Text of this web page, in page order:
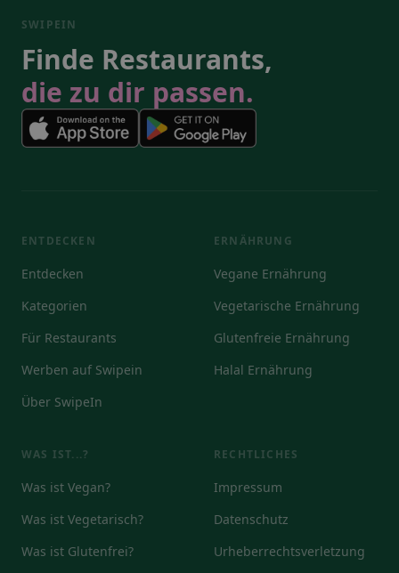
SWIPEIN
Finde Restaurants,
die zu dir passen.
ENTDECKEN
Entdecken
Kategorien
Für Restaurants
Werben auf Swipein
Über SwipeIn
ERNÄHRUNG
Vegane Ernährung
Vegetarische Ernährung
Glutenfreie Ernährung
Halal Ernährung
WAS IST...?
Was ist Vegan?
Was ist Vegetarisch?
Was ist Glutenfrei?
RECHTLICHES
Impressum
Datenschutz
Urheberrechtsverletzung